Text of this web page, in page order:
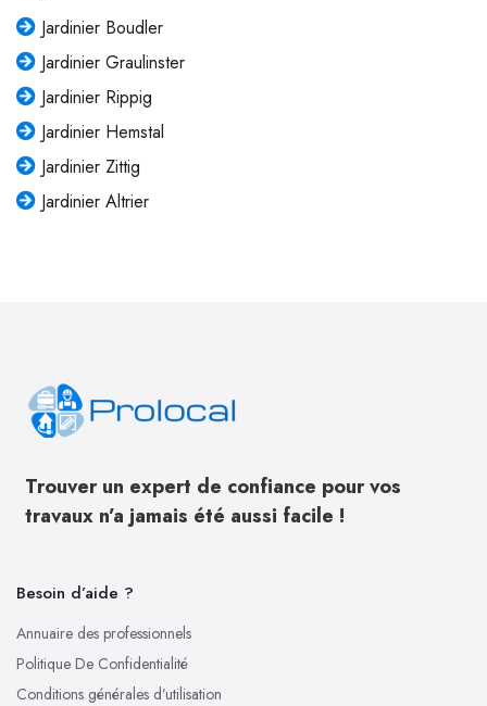
Jardinier Boudler
Jardinier Graulinster
Jardinier Rippig
Jardinier Hemstal
Jardinier Zittig
Jardinier Altrier
Trouver un expert de confiance pour vos
travaux n’a jamais été aussi facile !
Besoin d’aide ?
Annuaire des professionnels
Politique De Confidentialité
Conditions générales d’utilisation